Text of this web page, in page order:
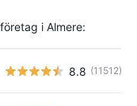
i Almere:
8.8 (11512)